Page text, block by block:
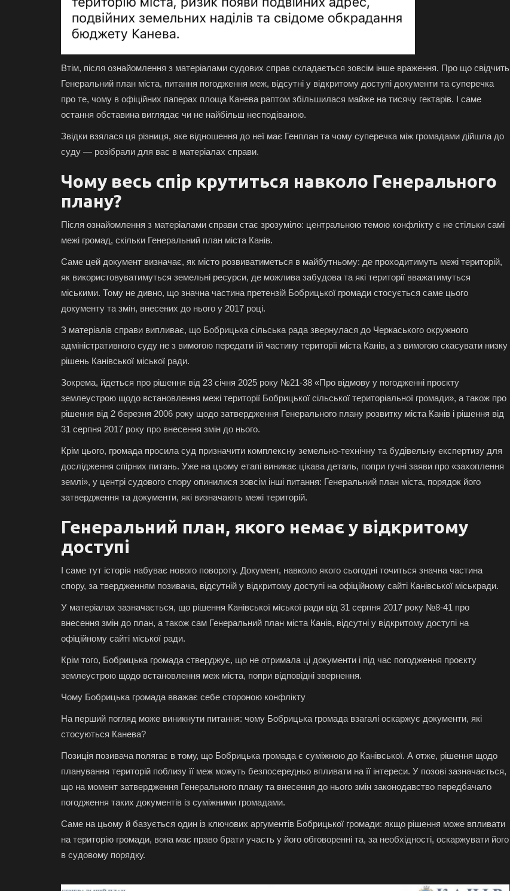
Втім, після ознайомлення з матеріалами судових справ складається зовсім інше враження. Про що свідчить
Генеральний план міста, питання погодження меж, відсутні у відкритому доступі документи та суперечка
про те, чому в офіційних паперах площа Канева раптом збільшилася майже на тисячу гектарів. І саме
остання обставина виглядає чи не найбільш несподіваною.
Звідки взялася ця різниця, яке відношення до неї має Генплан та чому суперечка між громадами дійшла до
суду — розібрали для вас в матеріалах справи.
Чому весь спір крутиться навколо Генерального
плану?
Після ознайомлення з матеріалами справи стає зрозуміло: центральною темою конфлікту є не стільки самі
межі громад, скільки Генеральний план міста Канів.
Саме цей документ визначає, як місто розвиватиметься в майбутньому: де проходитимуть межі територій,
як використовуватимуться земельні ресурси, де можлива забудова та які території вважатимуться
міськими. Тому не дивно, що значна частина претензій Бобрицької громади стосується саме цього
документу та змін, внесених до нього у 2017 році.
З матеріалів справи випливає, що Бобрицька сільська рада звернулася до Черкаського окружного
адміністративного суду не з вимогою передати їй частину території міста Канів, а з вимогою скасувати низку
рішень Канівської міської ради.
Зокрема, йдеться про рішення від 23 січня 2025 року №21-38 «Про відмову у погодженні проєкту
землеустрою щодо встановлення межі території Бобрицької сільської територіальної громади», а також про
рішення від 2 березня 2006 року щодо затвердження Генерального плану розвитку міста Канів і рішення від
31 серпня 2017 року про внесення змін до нього.
Крім цього, громада просила суд призначити комплексну земельно-технічну та будівельну експертизу для
дослідження спірних питань. Уже на цьому етапі виникає цікава деталь, попри гучні заяви про «захоплення
землі», у центрі судового спору опинилися зовсім інші питання: Генеральний план міста, порядок його
затвердження та документи, які визначають межі територій.
Генеральний план, якого немає у відкритому
доступі
І саме тут історія набуває нового повороту. Документ, навколо якого сьогодні точиться значна частина
спору, за твердженням позивача, відсутній у відкритому доступі на офіційному сайті Канівської міськради.
У матеріалах зазначається, що рішення Канівської міської ради від 31 серпня 2017 року №8-41 про
внесення змін до план, а також сам Генеральний план міста Канів, відсутні у відкритому доступі на
офіційному сайті міської ради.
Крім того, Бобрицька громада стверджує, що не отримала ці документи і під час погодження проєкту
землеустрою щодо встановлення меж міста, попри відповідні звернення.
Чому Бобрицька громада вважає себе стороною конфлікту
На перший погляд може виникнути питання: чому Бобрицька громада взагалі оскаржує документи, які
стосуються Канева?
Позиція позивача полягає в тому, що Бобрицька громада є суміжною до Канівської. А отже, рішення щодо
планування територій поблизу її меж можуть безпосередньо впливати на її інтереси. У позові зазначається,
що на момент затвердження Генерального плану та внесення до нього змін законодавство передбачало
погодження таких документів із суміжними громадами.
Саме на цьому й базується один із ключових аргументів Бобрицької громади: якщо рішення може впливати
на територію громади, вона має право брати участь у його обговоренні та, за необхідності, оскаржувати його
в судовому порядку.